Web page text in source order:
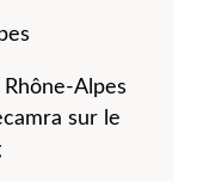
Alpes
sur le